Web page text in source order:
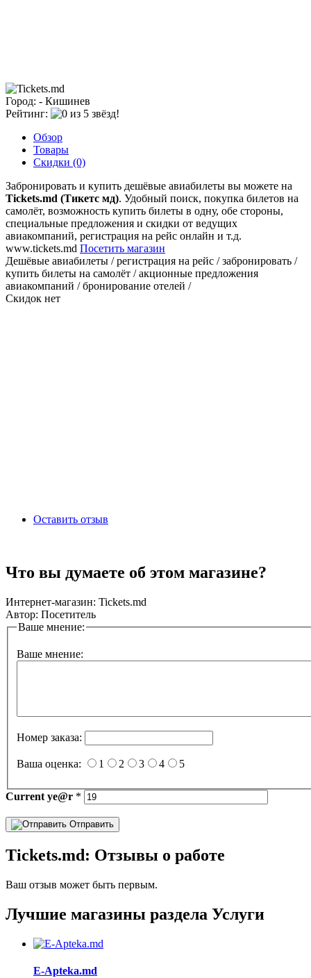
Город: - Кишинев
Рейтинг:
Обзор
Товары
Скидки (0)
Забронировать и купить дешёвые авиабилеты вы можете на
Tickets.md (Тикетс мд). Удобный поиск, покупка билетов на
самолёт, возможность купить билеты в одну, обе стороны,
специальные предложения и скидки от ведущих
авиакомпаний, регистрация на рейс онлайн и т.д.
www.tickets.md Посетить магазин
Дешёвые авиабилеты / регистрация на рейс / забронировать /
купить билеты на самолёт / акционные предложения
авиакомпаний / бронирование отелей /
Скидок нет
Оставить отзыв
Что вы думаете об этом магазине?
Интернет-магазин: Tickets.md
Автор: Посетитель
Ваше мнение:
Ваше мнение:
Номер заказа:
Ваша оценка: 1 2 3 4 5
Current ye@r *
Отправить
Tickets.md: Отзывы о работе
Ваш отзыв может быть первым.
Лучшие магазины раздела Услуги
E-Apteka.md